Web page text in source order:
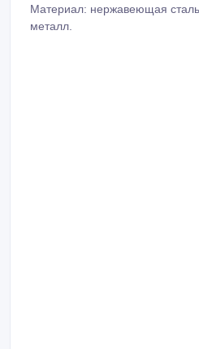
Материал: нержавеющая
металл.